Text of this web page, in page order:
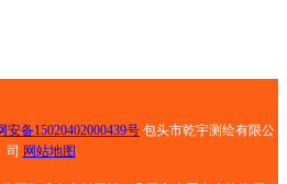
安备15020402000439号 包头市乾宇测绘有限公
司 网站地图